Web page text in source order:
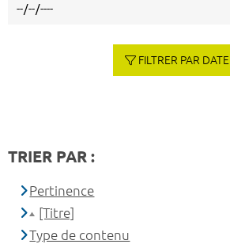
FILTRER PAR DATE
TRIER PAR :
Pertinence
[Titre]
Type de contenu